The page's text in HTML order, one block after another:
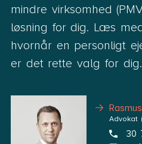
mindre virksomhed
løsning for dig. Læs
hvornår en personligt
er det rette valg for dig.
Advokat
30